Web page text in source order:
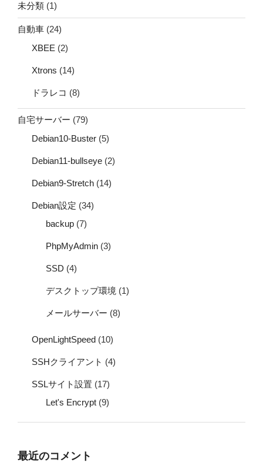
未分類 (1)
自動車 (24)
XBEE (2)
Xtrons (14)
ドラレコ (8)
自宅サーバー (79)
Debian10-Buster (5)
Debian11-bullseye (2)
Debian9-Stretch (14)
Debian設定 (34)
backup (7)
PhpMyAdmin (3)
SSD (4)
デスクトップ環境 (1)
メールサーバー (8)
OpenLightSpeed (10)
SSHクライアント (4)
SSLサイト設置 (17)
Let's Encrypt (9)
最近のコメント